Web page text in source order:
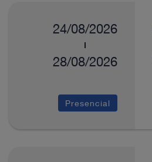
24/08/2026
28/08/2026
Presencial